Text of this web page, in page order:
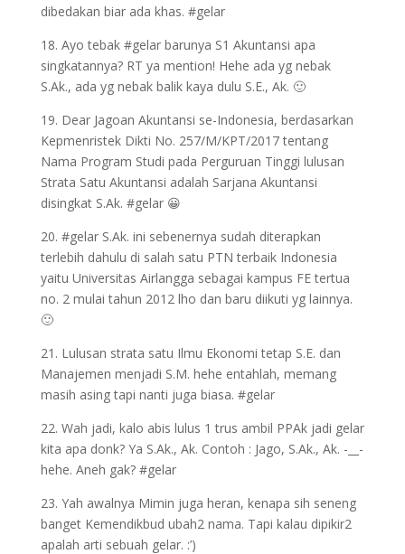
dibedakan biar ada khas. #gelar
18. Ayo tebak #gelar barunya S1 Akuntansi apa
singkatannya? RT ya mention! Hehe ada yg nebak
S.Ak., ada yg nebak balik kaya dulu S.E., Ak. 🙂
19. Dear Jagoan Akuntansi se-Indonesia, berdasarkan
Kepmenristek Dikti No. 257/M/KPT/2017 tentang
Nama Program Studi pada Perguruan Tinggi lulusan
Strata Satu Akuntansi adalah Sarjana Akuntansi
disingkat S.Ak. #gelar 😀
20. #gelar S.Ak. ini sebenernya sudah diterapkan
terlebih dahulu di salah satu PTN terbaik Indonesia
yaitu Universitas Airlangga sebagai kampus FE tertua
no. 2 mulai tahun 2012 lho dan baru diikuti yg lainnya.
🙂
21. Lulusan strata satu Ilmu Ekonomi tetap S.E. dan
Manajemen menjadi S.M. hehe entahlah, memang
masih asing tapi nanti juga biasa. #gelar
22. Wah jadi, kalo abis lulus 1 trus ambil PPAk jadi gelar
kita apa donk? Ya S.Ak., Ak. Contoh : Jago, S.Ak., Ak. -__-
hehe. Aneh gak? #gelar
23. Yah awalnya Mimin juga heran, kenapa sih seneng
banget Kemendikbud ubah2 nama. Tapi kalau dipikir2
apalah arti sebuah gelar. :’)